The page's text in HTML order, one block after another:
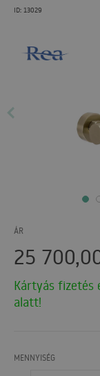
ID: 13029
ÁR
25
Kártyás fizetés
alatt!
MENNYISÉG